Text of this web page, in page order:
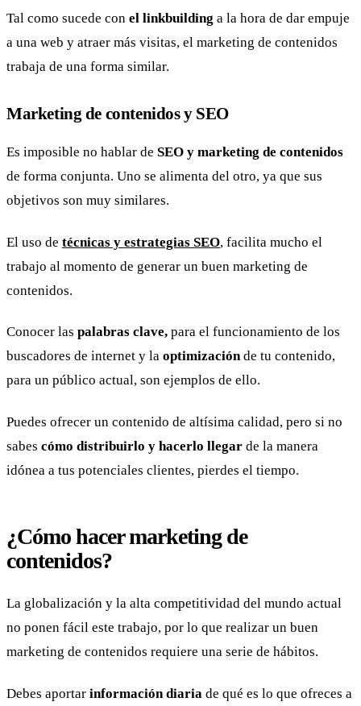
Tal como sucede con el linkbuilding a la hora de dar empuje
a una web y atraer más visitas, el marketing de contenidos
trabaja de una forma similar.
Marketing de contenidos y SEO
Es imposible no hablar de SEO y marketing de contenidos
de forma conjunta. Uno se alimenta del otro, ya que sus
objetivos son muy similares.
El uso de técnicas y estrategias SEO, facilita mucho el
trabajo al momento de generar un buen marketing de
contenidos.
Conocer las palabras clave, para el funcionamiento de los
buscadores de internet y la optimizaciónde tu contenido,
para un público actual, son ejemplos de ello.
Puedes ofrecer un contenido de altísima calidad, pero si no
sabes cómo distribuirlo y hacerlo llegar de la manera
idónea a tus potenciales clientes, pierdes el tiempo.
¿Cómo hacer marketing de
contenidos?
La globalización y la alta competitividad del mundo actual
no ponen fácil este trabajo, por lo que realizar un buen
marketing de contenidos requiere una serie de hábitos.
Debes aportar información diaria de qué es lo que ofreces a